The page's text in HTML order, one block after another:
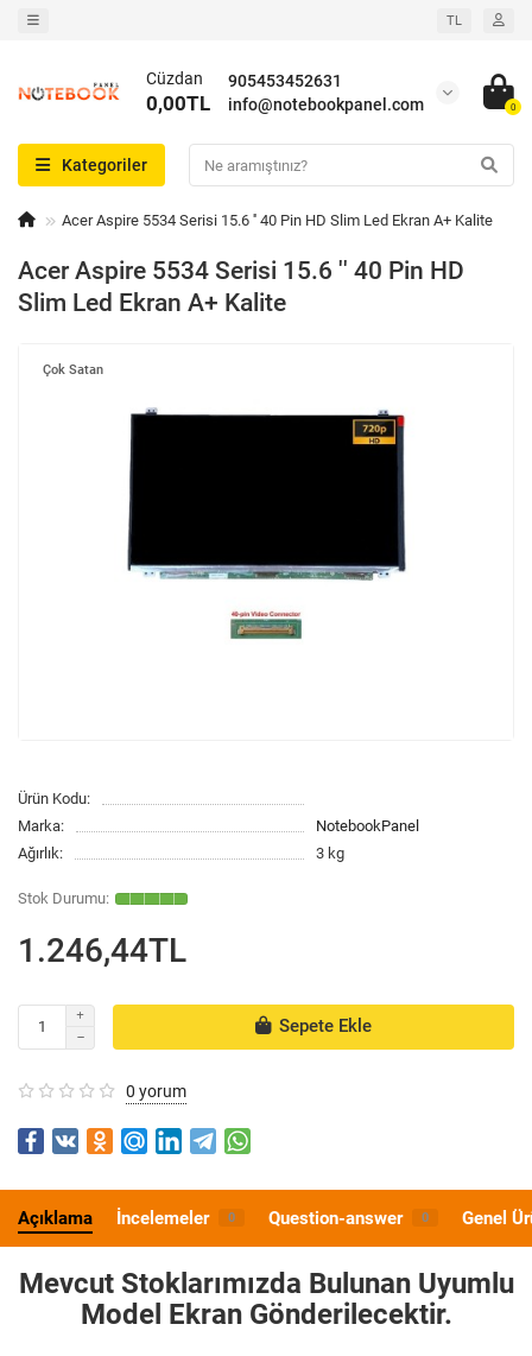
TL
905453452631
info@notebookpanel.com
Cüzdan
0,00TL 0
Kategoriler
Acer Aspire 5534 Serisi 15.6 '' 40 Pin HD Slim Led Ekran A+ Kalite
Acer Aspire 5534 Serisi 15.6 '' 40 Pin HD
Slim Led Ekran A+ Kalite
Çok Satan
Ürün Kodu:
Marka:
NotebookPanel
Ağırlık:
3 kg
1.246,44TL
Sepete Ekle
0 yorum
Açıklama İncelemeler 0 Question-answer 0 Genel
Mevcut Stoklarımızda Bulunan Uyumlu
Model Ekran Gönderilecektir.